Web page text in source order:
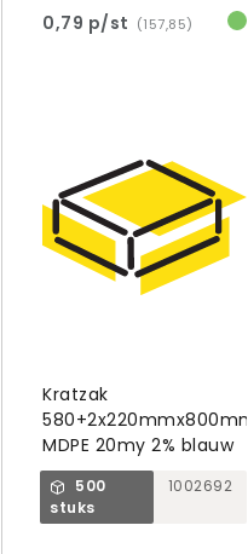
0,79 p/st (157,85)
Kratzak
580+2x220mmx800mm
MDPE 20my 2% blauw
500
stuks
1002692